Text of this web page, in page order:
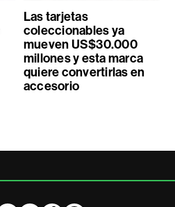
Las tarjetas
coleccionables ya
mueven US$30.000
millones y esta marca
quiere convertirlas en
accesorio